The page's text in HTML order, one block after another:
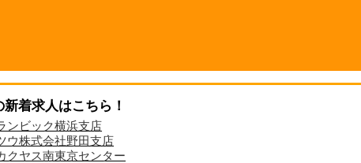
着求人はこちら！
ンビック横浜支店
ウ株式会社野田支店
クヤス南東京センター